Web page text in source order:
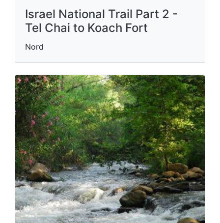
Israel National Trail Part 2 -
Tel Chai to Koach Fort
Nord